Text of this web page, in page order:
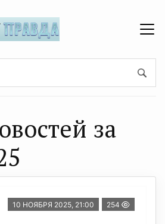
за
10 НОЯБРЯ 2025, 21:00 254